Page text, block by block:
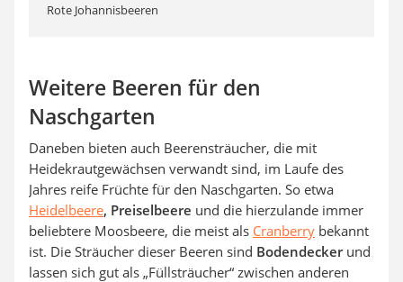
Rote Johannisbeeren
Weitere Beeren für den
Naschgarten
Daneben bieten auch Beerensträucher, die mit
Heidekrautgewächsen verwandt sind, im Laufe des
Jahres reife Früchte für den Naschgarten. So etwa
Heidelbeere, Preiselbeere und die hierzulande immer
beliebtere Moosbeere, die meist als Cranberry bekannt
ist. Die Sträucher dieser Beeren sind Bodendeckerund
lassen sich gut als „Füllsträucher“ zwischen anderen